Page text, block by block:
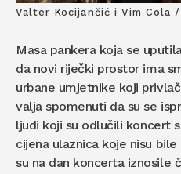
Valter Kocijančić i Vim Cola
Masa pankera koja se
da novi riječki prostor ima
urbane umjetnike koji
valja spomenuti da su se
ljudi koji su odlučili koncert
cijena ulaznica koje nisu
su na dan koncerta iznosile